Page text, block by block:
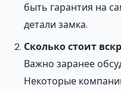
быть гарантия на
детали замка.
Сколько стоит
Важно заранее
Некоторые